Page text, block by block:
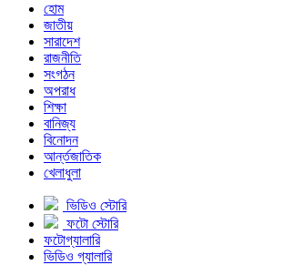
হোম
জাতীয়
সারাদেশ
রাজনীতি
সংগঠন
অপরাধ
শিক্ষা
বানিজ্য
বিনোদন
আর্ন্তজাতিক
খেলাধুলা
ভিডিও স্টোরি
ফটো স্টোরি
ফটোগ্যালারি
ভিডিও গ্যালারি